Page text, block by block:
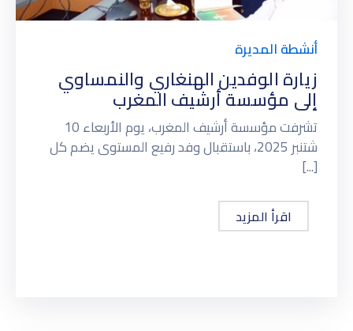
أنشطة المديرة
زيارة الوفدين الهنغاري والنمساوي
إلى مؤسسة أرشيف المغرب
تشرفت مؤسسة أرشيف المغرب، يوم الأربعاء 10
شتنبر 2025، باستقبال وفد رفيع المستوى يضم كل
[...]
اقرأ المزيد